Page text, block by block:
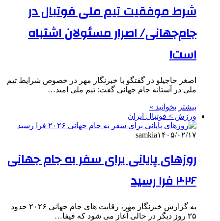
شرط موفقیت تیم ملی فوتبال در
جام‌جهانی/ اصرار مسئولان اشتباه
است!
اصغر حاجیلو در گفتگو با خبرنگار مهر در خصوص شرایط تیم
ملی در آستانه جام جهانی گفت: تیم ملی امید…
بیشتر بخوانید »
ورزش > فوتبال ایران
samkia۱۴۰۵/۰۲/۱۷
روزهای پایانی برای سفر به جام جهانی
۲۰۲۶ فرا رسید
به گزارش خبرنگار مهر، رقابت های جام جهانی ۲۰۲۶ حدود
۳۵ روز دیگر در حالی آغاز می شود که فیفا…